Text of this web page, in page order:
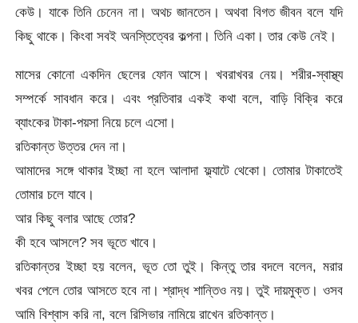
কেউ। যাকে তিনি চেনেন না। অথচ জানতেন। অথবা বিগত জীবন বলে যদি
কিছু থাকে। কিংবা সবই অনস্তিত্বের কল্পনা। তিনি একা। তার কেউ নেই।
মাসের কোনো একদিন ছেলের ফোন আসে। খবরাখবর নেয়। শরীর-স্বাস্থ্য
সম্পর্কে সাবধান করে। এবং প্রতিবার একই কথা বলে, বাড়ি বিক্রি করে
ব্যাংকের টাকা-পয়সা নিয়ে চলে এসো।
রতিকান্ত উত্তর দেন না।
আমাদের সঙ্গে থাকার ইচ্ছা না হলে আলাদা ফ্ল্যাটে থেকো। তোমার টাকাতেই
তোমার চলে যাবে।
আর কিছু বলার আছে তোর?
কী হবে আসলে? সব ভূতে খাবে।
রতিকান্তর ইচ্ছা হয় বলেন, ভূত তো তুই। কিন্তু তার বদলে বলেন, মরার
খবর পেলে তোর আসতে হবে না। শ্রাদ্ধ শান্তিও নয়। তুই দায়মুক্ত। ওসব
আমি বিশ্বাস করি না, বলে রিসিভার নামিয়ে রাখেন রতিকান্ত।